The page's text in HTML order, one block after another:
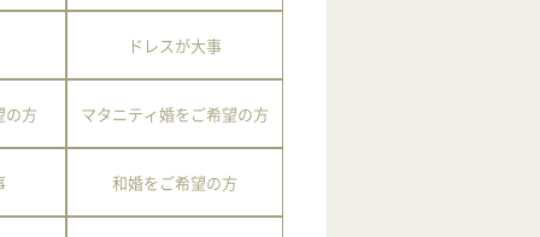
ドレスが大事
の方 マタニティ婚をご希望の方
和婚をご希望の方